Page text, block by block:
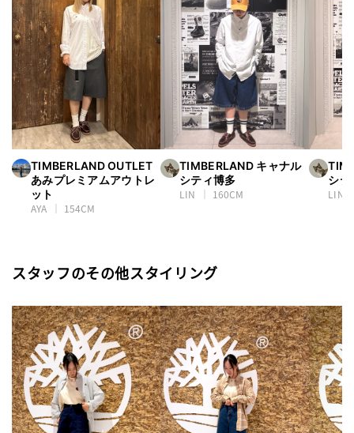
TIMBERLAND OUTLET
あみプレミアムアウトレ
ット
AYA
154CM
TIMBERLAND キャナル
シティ博多
LIN
160CM
シテ
LIN
スタッフのその他スタイリング